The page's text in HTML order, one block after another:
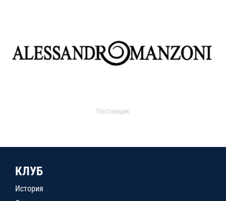
Поставщик
КЛУБ
История